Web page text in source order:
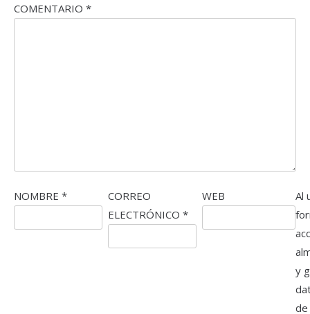
COMENTARIO *
NOMBRE *
CORREO
ELECTRÓNICO *
WEB
Al
y